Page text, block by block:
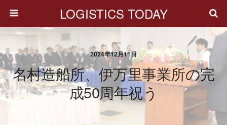
LOGISTICS TODAY
2024年12月11日
名村造船所、伊万里事業所の完
成50周年祝う